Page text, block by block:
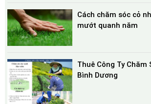
Cách chăm sóc cỏ
mướt quanh năm
Thuê Công Ty Chăm
Bình Dương